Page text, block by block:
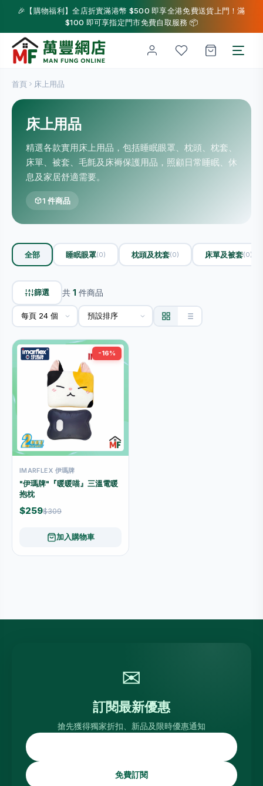
🎉【購物福利】全店折實滿港幣 $500 即享全港免費送貨上門！滿
$100 即可享指定門市免費自取服務 📦
首頁 床上用品
床上用品
精選各款實用床上用品，包括睡眠眼罩、枕頭、枕套、
床單、被套、毛氈及床褥保護用品，照顧日常睡眠、休
息及家居舒適需要。
1 件商品
全部 睡眠眼罩(0) 枕頭及枕套(0) 床單及被套(0)
篩選 共 1 件商品
-16%
IMARFLEX 伊瑪牌
"伊瑪牌"『暖暖喵』三溫電暖
抱枕
$259$309
加入購物車
✉
訂閱最新優惠
搶先獲得獨家折扣、新品及限時優惠通知
免費訂閱